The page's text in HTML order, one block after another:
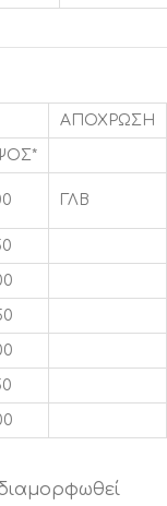
ΑΠΟΧΡΩΣΗ
ΓΛΒ